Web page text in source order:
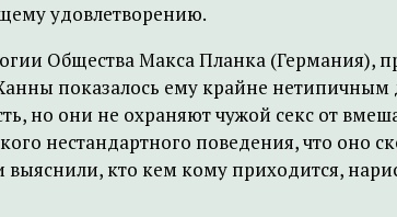
удовлетворению.
Общества Макса Планка (Германия),
показалось ему крайне
но они не охраняют чужой секс от
нестандартного поведения, что оно
кто кем кому приходится,